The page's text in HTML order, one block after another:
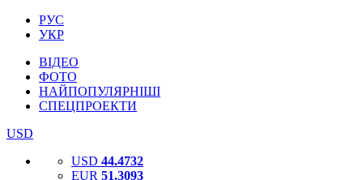
РУС
УКР
ВІДЕО
ФОТО
НАЙПОПУЛЯРНІШІ
СПЕЦПРОЕКТИ
USD
USD 44.4732
EUR 51.3093